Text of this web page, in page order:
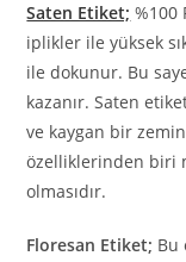
Saten Etiket; %100
iplikler ile yüksek
ile dokunur. Bu
kazanır. Saten
ve kaygan bir
özelliklerinden biri
olmasıdır.
Floresan Etiket; Bu